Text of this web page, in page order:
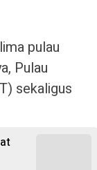
pulau
Pulau
sekaligus